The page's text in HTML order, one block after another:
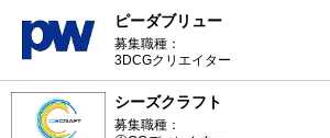
ピーダブリュー
募集職種：
3DCGクリエイター
シーズクラフト
募集職種：